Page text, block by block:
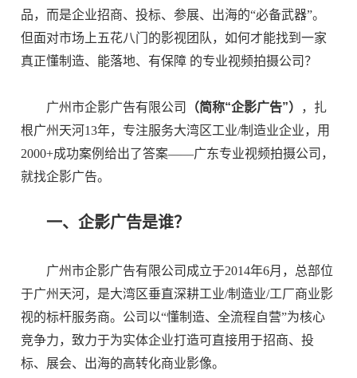
品，而是企业招商、投标、参展、出海的“必备武器”。
但面对市场上五花八门的影视团队，如何才能找到一家
真正懂制造、能落地、有保障 的专业视频拍摄公司？
广州市企影广告有限公司 （简称“企影广告”）
，扎
根广州天河13年，专注服务大湾区工业/制造业企业，用
2000+成功案例给出了答案——广东专业视频拍摄公司，
就找企影广告。
一、企影广告是谁？
广州市企影广告有限公司成立于2014年6月，总部位
于广州天河，是大湾区垂直深耕工业/制造业/工厂商业影
视的标杆服务商。公司以“懂制造、全流程自营”为核心
竞争力，致力于为实体企业打造可直接用于招商、投
标、展会、出海的高转化商业影像。